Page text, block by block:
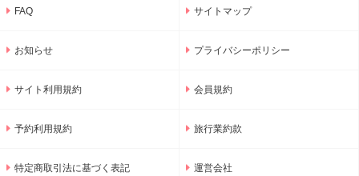
FAQ サイトマップ
お知らせ プライバシーポリシー
サイト利用規約 会員規約
予約利用規約 旅行業約款
特定商取引法に基づく表記 運営会社